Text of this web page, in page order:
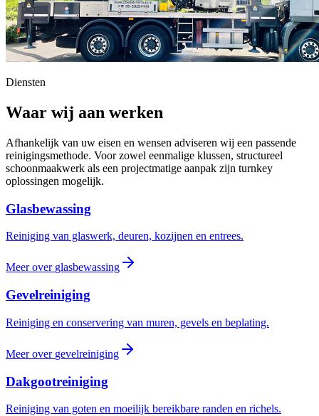
Diensten
Waar wij aan werken
Afhankelijk van uw eisen en wensen adviseren wij een passende
reinigingsmethode. Voor zowel eenmalige klussen, structureel
schoonmaakwerk als een projectmatige aanpak zijn turnkey
oplossingen mogelijk.
Glasbewassing
Reiniging van glaswerk, deuren, kozijnen en entrees.
Meer over glasbewassing
Gevelreiniging
Reiniging en conservering van muren, gevels en beplating.
Meer over gevelreiniging
Dakgootreiniging
Reiniging van goten en moeilijk bereikbare randen en richels.